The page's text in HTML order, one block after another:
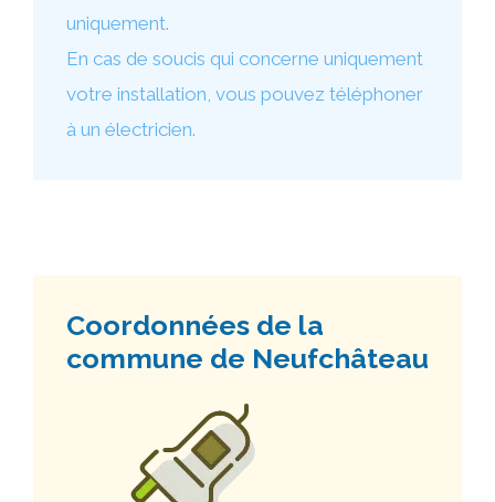
uniquement.
En cas de soucis qui concerne uniquement
votre installation, vous pouvez téléphoner
à un électricien.
Coordonnées de la
commune de Neufchâteau